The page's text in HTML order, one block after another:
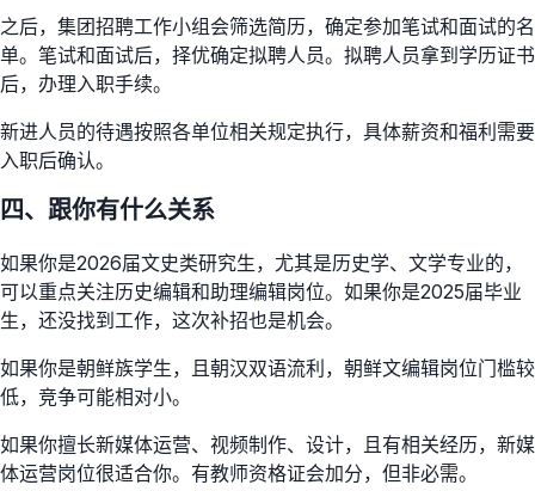
之后，集团招聘工作小组会筛选简历，确定参加笔试和面试的名
单。笔试和面试后，择优确定拟聘人员。拟聘人员拿到学历证书
后，办理入职手续。
新进人员的待遇按照各单位相关规定执行，具体薪资和福利需要
入职后确认。
四、跟你有什么关系
如果你是2026届文史类研究生，尤其是历史学、文学专业的，
可以重点关注历史编辑和助理编辑岗位。如果你是2025届毕业
生，还没找到工作，这次补招也是机会。
如果你是朝鲜族学生，且朝汉双语流利，朝鲜文编辑岗位门槛较
低，竞争可能相对小。
如果你擅长新媒体运营、视频制作、设计，且有相关经历，新媒
体运营岗位很适合你。有教师资格证会加分，但非必需。